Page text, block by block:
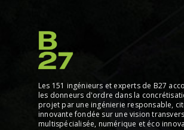
Les 151 ingénieurs et experts de B27
les donneurs d'ordre dans la
projet par une ingénierie responsable,
innovante fondée sur une vision
multispécialisée, numérique et éco